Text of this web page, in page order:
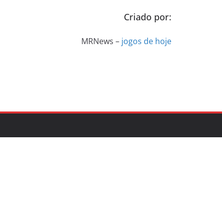
Criado por:
MRNews – jogos de hoje